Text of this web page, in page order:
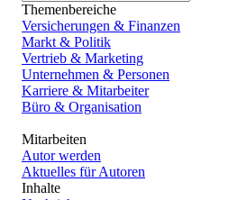
Themenbereiche
Versicherungen & Finanzen
Markt & Politik
Vertrieb & Marketing
Unternehmen & Personen
Karriere & Mitarbeiter
Büro & Organisation
Mitarbeiten
Autor werden
Aktuelles für Autoren
Inhalte